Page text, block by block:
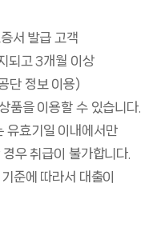
서 발급 고객
되고 3개월 이상
단 정보 이용)
품을 이용할 수 있습니다.
유효기일 이내에서만
우 취급이 불가합니다.
준에 따라서 대출이